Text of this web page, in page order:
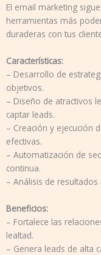
El email marketing
herramientas más
duraderas con tus
Características:
– Desarrollo de
objetivos.
– Diseño de atractivos
captar leads.
– Creación y ejecución
efectivas.
– Automatización de
continua.
– Análisis de
Beneficios:
– Fortalece las
lealtad.
– Genera leads de alta